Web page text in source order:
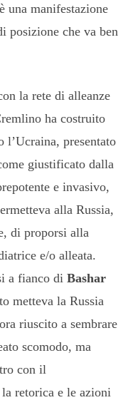
una manifestazione
posizione che va ben
la rete di alleanze
ha costruito
l’Ucraina, presentato
giustificato dalla
e invasivo,
alla Russia,
di proporsi alla
e/o alleata.
a fianco di Bashar
metteva la Russia
riuscito a sembrare
scomodo, ma
con il
retorica e le azioni